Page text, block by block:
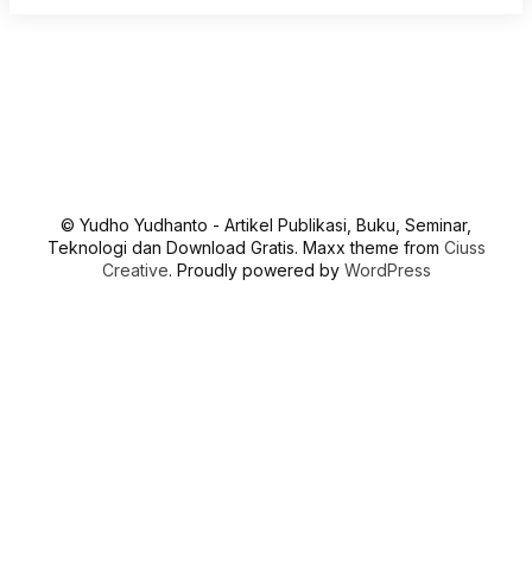
© Yudho Yudhanto - Artikel Publikasi, Buku, Seminar,
Teknologi dan Download Gratis. Maxx theme from Ciuss
Creative. Proudly powered by WordPress